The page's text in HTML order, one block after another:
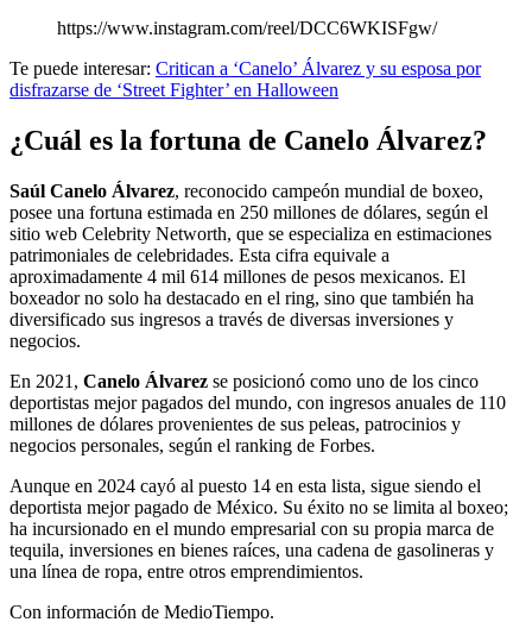
https://www.instagram.com/reel/DCC6WKISFgw/
Te puede interesar: Critican a ‘Canelo’ Álvarez y su esposa por
disfrazarse de ‘Street Fighter’ en Halloween
¿Cuál es la fortuna de Canelo Álvarez?
Saúl Canelo Álvarez, reconocido campeón mundial de boxeo,
posee una fortuna estimada en 250 millones de dólares, según el
sitio web Celebrity Networth, que se especializa en estimaciones
patrimoniales de celebridades. Esta cifra equivale a
aproximadamente 4 mil 614 millones de pesos mexicanos. El
boxeador no solo ha destacado en el ring, sino que también ha
diversificado sus ingresos a través de diversas inversiones y
negocios.
En 2021, Canelo Álvarez se posicionó como uno de los cinco
deportistas mejor pagados del mundo, con ingresos anuales de 110
millones de dólares provenientes de sus peleas, patrocinios y
negocios personales, según el ranking de Forbes.
Aunque en 2024 cayó al puesto 14 en esta lista, sigue siendo el
deportista mejor pagado de México. Su éxito no se limita al boxeo;
ha incursionado en el mundo empresarial con su propia marca de
tequila, inversiones en bienes raíces, una cadena de gasolineras y
una línea de ropa, entre otros emprendimientos.
Con información de MedioTiempo.